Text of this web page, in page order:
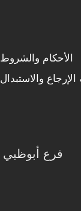
الأحكام والشروط
والاستبدال
فرع أبوظبي